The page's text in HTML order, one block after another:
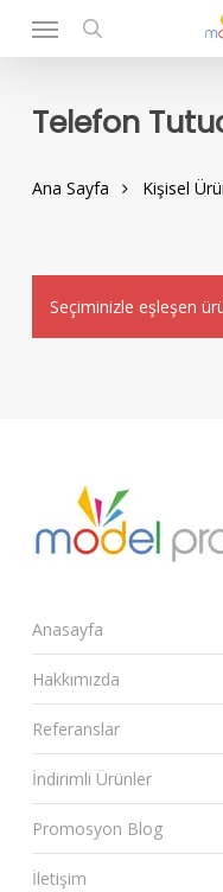
search
Menu
Telefon
Ana Sayfa Kişisel
Seçiminizle eşleşen
Anasayfa
Hakkımızda
Referanslar
İndirimli Ürünler
Promosyon Blog
İletişim